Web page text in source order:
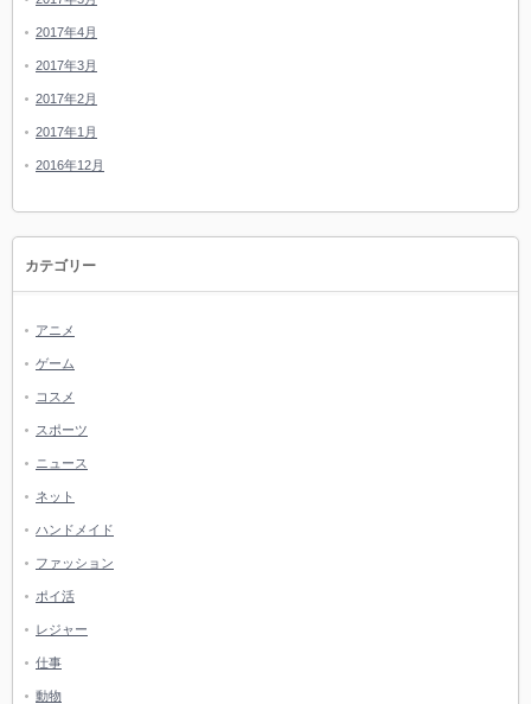
2017年4月
2017年3月
2017年2月
2017年1月
2016年12月
カテゴリー
アニメ
ゲーム
コスメ
スポーツ
ニュース
ネット
ハンドメイド
ファッション
ポイ活
レジャー
仕事
動物